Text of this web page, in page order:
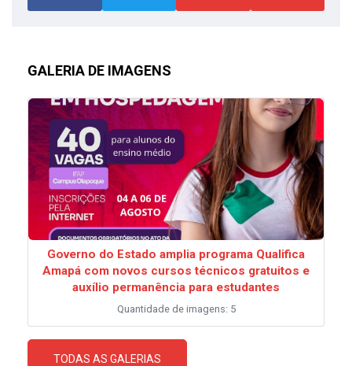
GALERIA DE IMAGENS
Governo do Estado amplia programa Qualifica
Amapá com novos cursos técnicos gratuitos e
auxílio permanência para estudantes
Quantidade de imagens: 5
TODAS AS GALERIAS